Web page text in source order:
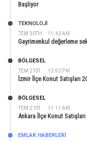
Başlıyor
TEM 30TH 11:42 AM
TEKNOLOJİ
Gayrimenkul değerleme
TEM 21ST 12:02 PM
BÖLGESEL
İzmir İlçe Konut Satışları
TEM 21ST 11:11 AM
BÖLGESEL
Ankara İlçe Konut
EMLAK HABERLERI